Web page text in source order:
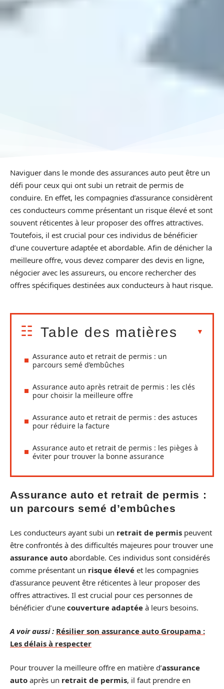
Naviguer dans le monde des assurances auto peut être un
défi pour ceux qui ont subi un retrait de permis de
conduire. En effet, les compagnies d’assurance considèrent
ces conducteurs comme présentant un risque élevé et sont
souvent réticentes à leur proposer des offres attractives.
Toutefois, il est crucial pour ces individus de bénéficier
d’une couverture adaptée et abordable. Afin de dénicher la
meilleure offre, vous devez comparer des devis en ligne,
négocier avec les assureurs, ou encore rechercher des
offres spécifiques destinées aux conducteurs à haut risque.
Table des matières
Assurance auto et retrait de permis : un
parcours semé d’embûches
Assurance auto après retrait de permis : les clés
pour choisir la meilleure offre
Assurance auto et retrait de permis : des astuces
pour réduire la facture
Assurance auto et retrait de permis : les pièges à
éviter pour trouver la bonne assurance
Assurance auto et retrait de permis :
un parcours semé d’embûches
Les conducteurs ayant subi un retrait de permis peuvent
être confrontés à des difficultés majeures pour trouver une
assurance auto abordable. Ces individus sont considérés
comme présentant un risque élevé et les compagnies
d’assurance peuvent être réticentes à leur proposer des
offres attractives. Il est crucial pour ces personnes de
bénéficier d’une couverture adaptée à leurs besoins.
A voir aussi : Résilier son assurance auto Groupama :
Les délais à respecter
Pour trouver la meilleure offre en matière d’assurance
auto après un retrait de permis, il faut prendre en